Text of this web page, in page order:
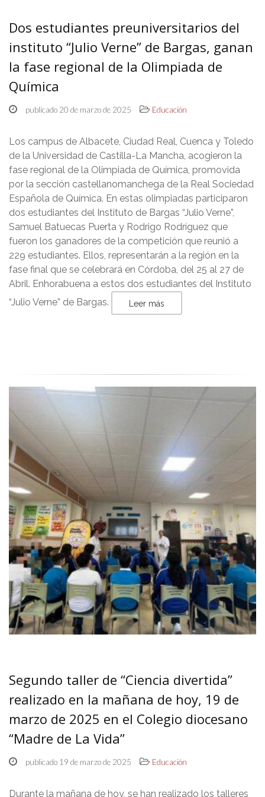
Dos estudiantes preuniversitarios del
instituto “Julio Verne” de Bargas, ganan
la fase regional de la Olimpiada de
Química
publicado 20 de marzo de 2025 Educación
Los campus de Albacete, Ciudad Real, Cuenca y Toledo
de la Universidad de Castilla-La Mancha, acogieron la
fase regional de la Olimpiada de Química, promovida
por la sección castellanomanchega de la Real Sociedad
Española de Química. En estas olimpiadas participaron
dos estudiantes del Instituto de Bargas “Julio Verne”,
Samuel Batuecas Puerta y Rodrigo Rodríguez que
fueron los ganadores de la competición que reunió a
229 estudiantes. Ellos, representarán a la región en la
fase final que se celebrará en Córdoba, del 25 al 27 de
Abril. Enhorabuena a estos dos estudiantes del Instituto
“Julio Verne” de Bargas.
Leer más
Segundo taller de “Ciencia divertida”
realizado en la mañana de hoy, 19 de
marzo de 2025 en el Colegio diocesano
“Madre de La Vida”
publicado 19 de marzo de 2025 Educación
Durante la mañana de hoy, se han realizado los talleres